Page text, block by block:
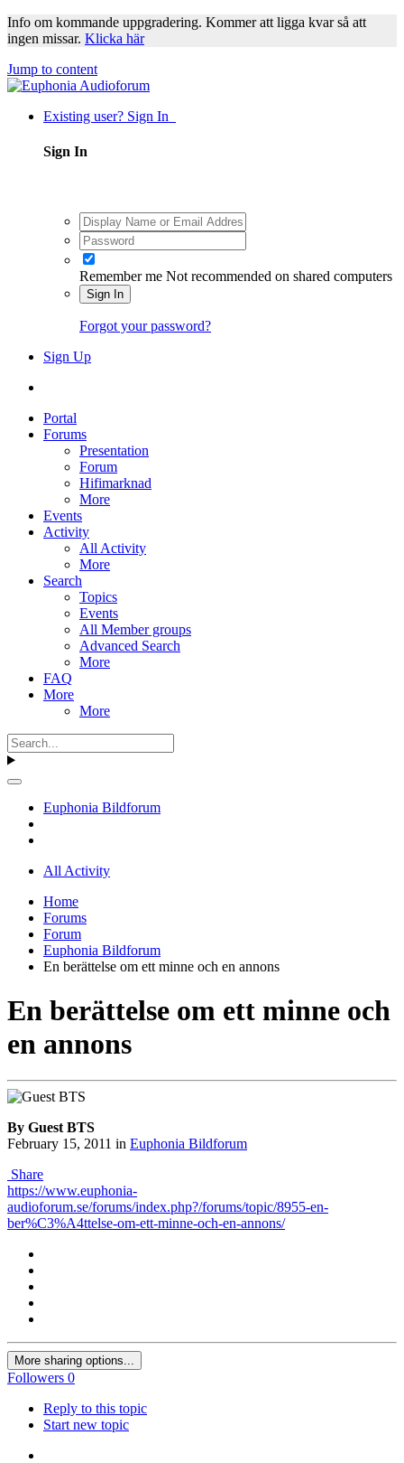
Info om kommande uppgradering. Kommer att ligga kvar så att
ingen missar. Klicka här
Jump to content
Existing user? Sign In
Sign In
Remember me Not recommended on shared computers
Sign In
Forgot your password?
Sign Up
Portal
Forums
Presentation
Forum
Hifimarknad
More
Events
Activity
All Activity
More
Search
Topics
Events
All Member groups
Advanced Search
More
FAQ
More
More
Euphonia Bildforum
All Activity
Home
Forums
Forum
Euphonia Bildforum
En berättelse om ett minne och en annons
En berättelse om ett minne och
en annons
By Guest BTS
February 15, 2011 in Euphonia Bildforum
Share
https://www.euphonia-
audioforum.se/forums/index.php?/forums/topic/8955-en-
ber%C3%A4ttelse-om-ett-minne-och-en-annons/
More sharing options...
Followers 0
Reply to this topic
Start new topic